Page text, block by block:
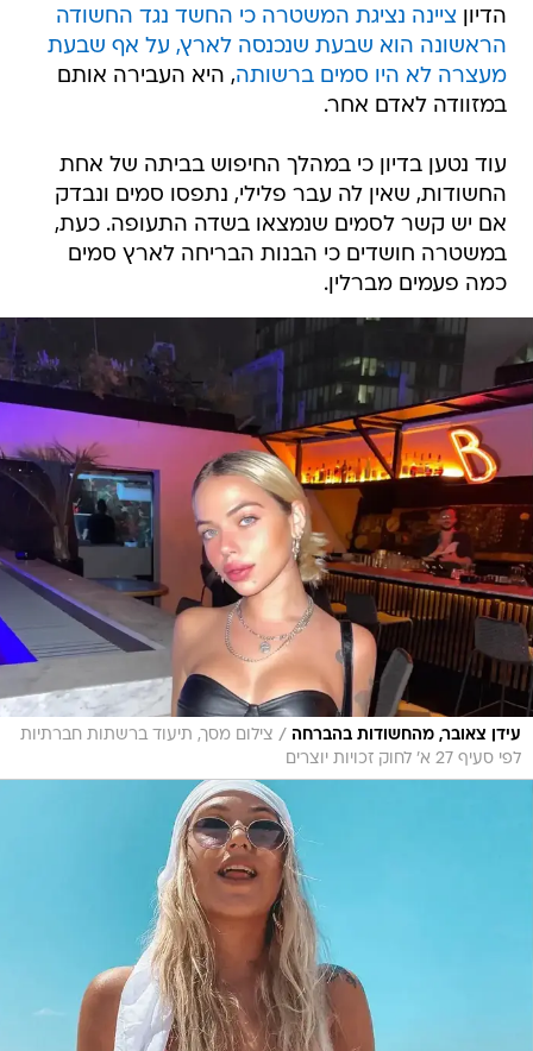
הדיון ציינה נציגת המשטרה כי החשד נגד החשודה
הראשונה הוא שבעת שנכנסה לארץ, על אף שבעת
מעצרה לא היו סמים ברשותה, היא העבירה אותם
במזוודה לאדם אחר.
עוד נטען בדיון כי במהלך החיפוש בביתה של אחת
החשודות, שאין לה עבר פלילי, נתפסו סמים ונבדק
אם יש קשר לסמים שנמצאו בשדה התעופה. כעת,
במשטרה חושדים כי הבנות הבריחה לארץ סמים
כמה פעמים מברלין.
עידן צאובר, מהחשודות בהברחה / צילום מסך, תיעוד ברשתות חברתיות
לפי סעיף 27 א' לחוק זכויות יוצרים